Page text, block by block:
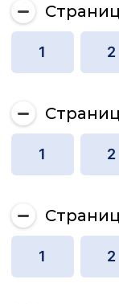
1 2
1 2
1 2